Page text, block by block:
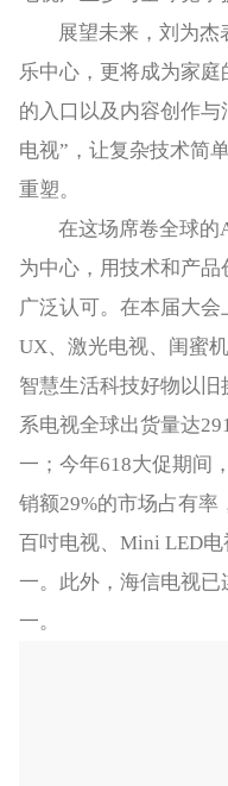
展望未来，刘为
乐中心，更将成为家
的入口以及内容创作
电视”，让复杂技术简
重塑。
在这场席卷全球的
为中心，用技术和产
广泛认可。在本届大
UX、激光电视、闺蜜
智慧生活科技好物以
系电视全球出货量达
一；今年618大促期间
销额29%的市场占有率
百吋电视、Mini LED
一。此外，海信电视
一。